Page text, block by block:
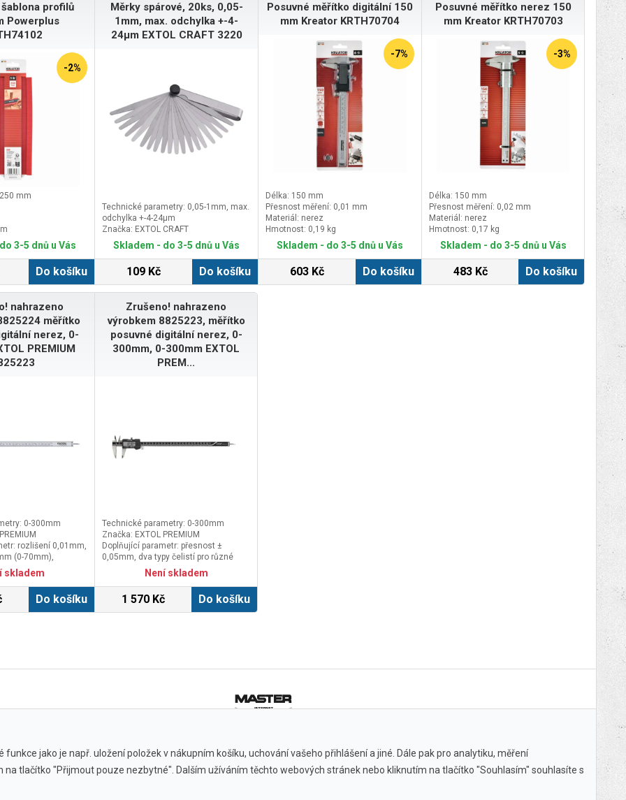
část&nbsp;Délka
0,02
v odolné krabičce
profilů
Powerplus
-2%
mm
3-5 dnů u Vás
Do košíku
Měrky spárové, 20ks, 0,05-
1mm, max. odchylka +-4-
24μm EXTOL CRAFT 3220
Technické parametry: 0,05-1mm, max.
odchylka +-4-24μm
Značka: EXTOL CRAFT
Skladem - do 3-5 dnů u Vás
109 Kč Do košíku
Posuvné měřítko digitální 150
mm Kreator KRTH70704
-7%
Délka: 150 mm
Přesnost měření: 0,01 mm
Materiál: nerez
Hmotnost: 0,19 kg
Skladem - do 3-5 dnů u Vás
603 Kč Do košíku
Posuvné měřítko nerez 150
mm Kreator KRTH70703
-3%
Délka: 150 mm
Přesnost měření: 0,02 mm
Materiál: nerez
Hmotnost: 0,17 kg
Skladem - do 3-5 dnů u Vás
483 Kč Do košíku
nahrazeno
měřítko
nerez, 0-
PREMIUM
0-300mm
rozlišení 0,01mm,
(0-70mm),
(>70mm), baterie
v plastové
skladem
Do košíku
Zrušeno! nahrazeno
výrobkem 8825223, měřítko
posuvné digitální nerez, 0-
300mm, 0-300mm EXTOL
PREM...
Technické parametry: 0-300mm
Značka: EXTOL PREMIUM
Doplňující parametr: přesnost ±
0,05mm, dva typy čelistí pro různé
typy měření, hloubkoměr, baleno v
plastové kazetě
Není skladem
1 570 Kč Do košíku
Všechny značky
jako je např. uložení položek v nákupním košíku, uchování vašeho přihlášení a jiné. Dále pak pro analytiku, měření
tlačítko "Přijmout pouze nezbytné". Dalším užíváním těchto webových stránek nebo kliknutím na tlačítko "Souhlasím" souhlasíte s